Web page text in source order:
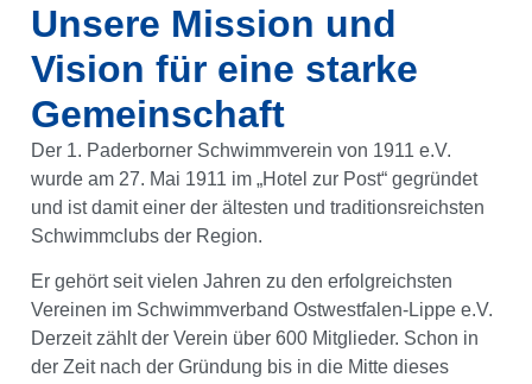
Unsere Mission und
Vision für eine starke
Gemeinschaft
Der 1. Paderborner Schwimmverein von 1911 e.V.
wurde am 27. Mai 1911 im „Hotel zur Post“ gegründet
und ist damit einer der ältesten und traditionsreichsten
Schwimmclubs der Region.
Er gehört seit vielen Jahren zu den erfolgreichsten
Vereinen im Schwimmverband Ostwestfalen-Lippe e.V.
Derzeit zählt der Verein über 600 Mitglieder. Schon in
der Zeit nach der Gründung bis in die Mitte dieses